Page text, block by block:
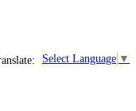
Select Language ▼